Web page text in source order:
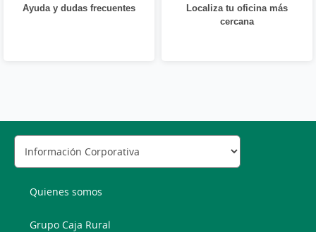
Ayuda y dudas frecuentes
Localiza tu oficina más
cercana
Quienes somos
Grupo Caja Rural